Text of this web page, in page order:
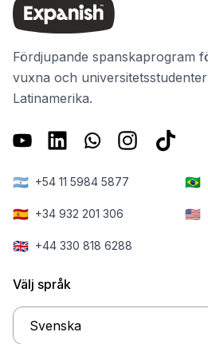
Fördjupande spanskaprogram
vuxna och
Latinamerika.
🇦🇷 +54 11 5984 5877 🇧🇷
🇪🇸 +34 932 201 306 🇺🇸
🇬🇧 +44 330 818 6288
Välj språk